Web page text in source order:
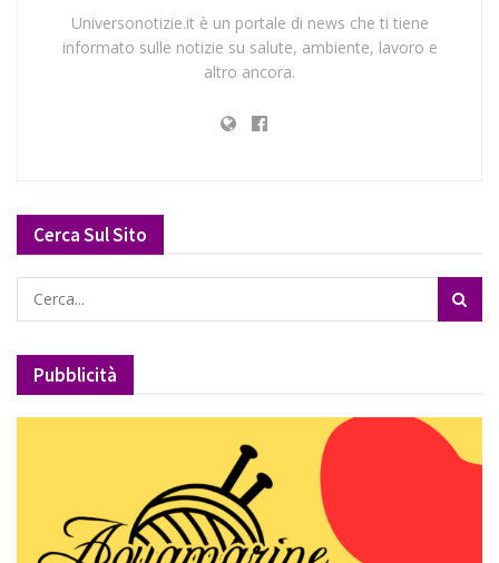
Universonotizie.it è un portale di news che ti tiene
informato sulle notizie su salute, ambiente, lavoro e
altro ancora.
Cerca Sul Sito
Pubblicità